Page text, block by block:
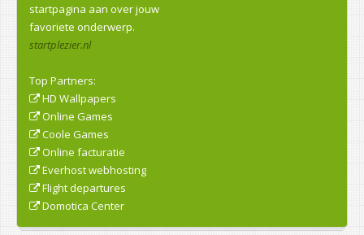
startpagina aan over jouw
favoriete onderwerp.
startplezier.nl
Top Partners:
HD Wallpapers
Online Games
Coole Games
Online facturatie
Everhost webhosting
Flight departures
Domotica Center